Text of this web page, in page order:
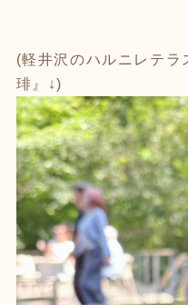
(軽井沢のハルニレテラ
琲』↓)